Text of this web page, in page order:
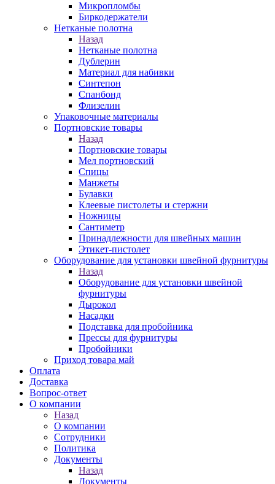
Микропломбы
Биркодержатели
Нетканые полотна
Назад
Нетканые полотна
Дублерин
Материал для набивки
Синтепон
Спанбонд
Флизелин
Упаковочные материалы
Портновские товары
Назад
Портновские товары
Мел портновский
Спицы
Манжеты
Булавки
Клеевые пистолеты и стержни
Ножницы
Сантиметр
Принадлежности для швейных машин
Этикет-пистолет
Оборудование для установки швейной фурнитуры
Назад
Оборудование для установки швейной
фурнитуры
Дырокол
Насадки
Подставка для пробойника
Прессы для фурнитуры
Пробойники
Приход товара май
Оплата
Доставка
Вопрос-ответ
О компании
Назад
О компании
Сотрудники
Политика
Документы
Назад
Документы